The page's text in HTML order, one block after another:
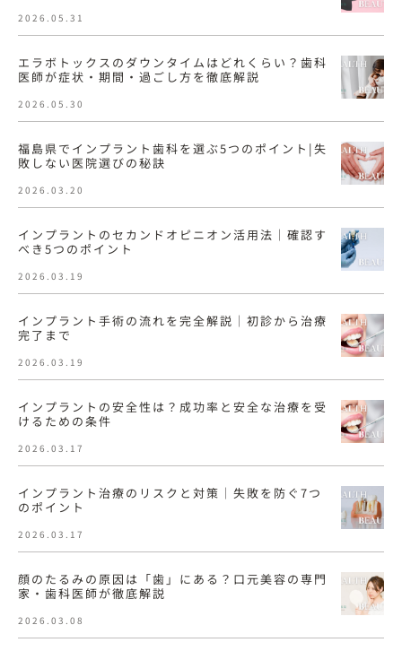
2026.05.31
エラボトックスのダウンタイムはどれくらい？歯科
医師が症状・期間・過ごし方を徹底解説
2026.05.30
福島県でインプラント歯科を選ぶ5つのポイント|失
敗しない医院選びの秘訣
2026.03.20
インプラントのセカンドオピニオン活用法｜確認す
べき5つのポイント
2026.03.19
インプラント手術の流れを完全解説｜初診から治療
完了まで
2026.03.19
インプラントの安全性は？成功率と安全な治療を受
けるための条件
2026.03.17
インプラント治療のリスクと対策｜失敗を防ぐ7つ
のポイント
2026.03.17
顔のたるみの原因は「歯」にある？口元美容の専門
家・歯科医師が徹底解説
2026.03.08